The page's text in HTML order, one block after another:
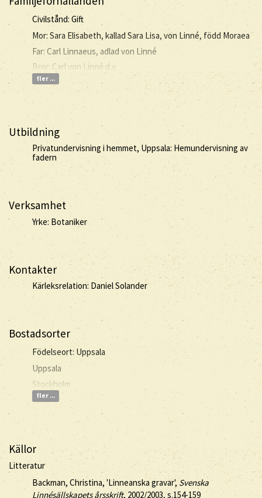
Civilstånd: Gift
Mor: Sara Elisabeth, kallad Sara Lisa, von Linné, född Moraea
Far: Carl Linnaeus, adlad von Linné
Bror: Carl von Linné d.y.
fler ...
Utbildning
Privatundervisning i hemmet, Uppsala: Hemundervisning av
fadern
Verksamhet
Yrke: Botaniker
Kontakter
Kärleksrelation: Daniel Solander
Bostadsorter
Födelseort: Uppsala
Uppsala
Stockholm
fler ...
Källor
Litteratur
Backman, Christina, 'Linneanska gravar',Svenska
Linnésällskapets årsskrift, 2002/2003, s.154-159